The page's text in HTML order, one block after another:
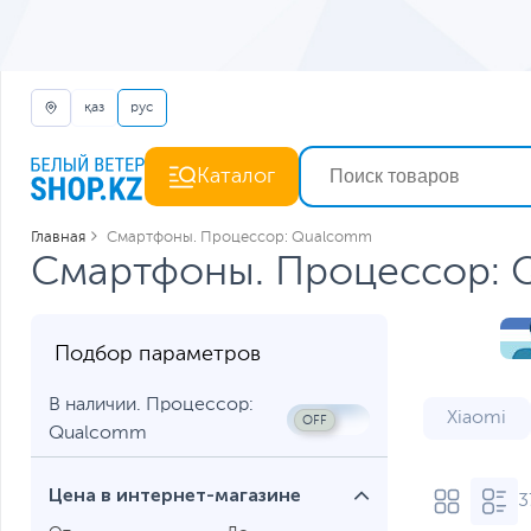
қаз рус
Каталог
Главная Смартфоны. Процессор: Qualcomm
Смартфоны. Процессор:
Подбор параметров
В наличии. Процессор:
Qualcomm
Цена в интернет-магазине
Xiaomi
Игровые